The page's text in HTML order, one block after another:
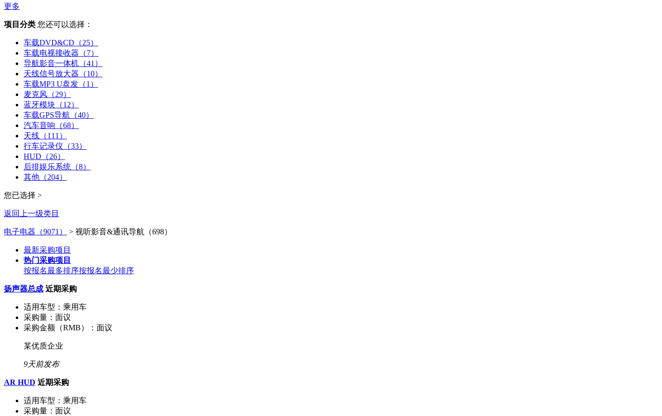
更多
项目分类 您还可以选择：
车载DVD&CD（25）
车载电视接收器（7）
导航影音一体机（41）
天线信号放大器（10）
车载MP3 U盘发（1）
麦克风（29）
蓝牙模块（12）
车载GPS导航（40）
汽车音响（68）
天线（111）
行车记录仪（33）
HUD（26）
后排娱乐系统（8）
其他（204）
您已选择 >
返回上一级类目
电子电器（9071） > 视听影音&通讯导航（698）
最新采购项目
热门采购项目
按报名最多排序按报名最少排序
扬声器总成 近期采购
适用车型： 乘用车
采购量： 面议
采购金额（RMB）： 面议
某优质企业
9天前发布
AR HUD 近期采购
适用车型： 乘用车
采购量： 面议